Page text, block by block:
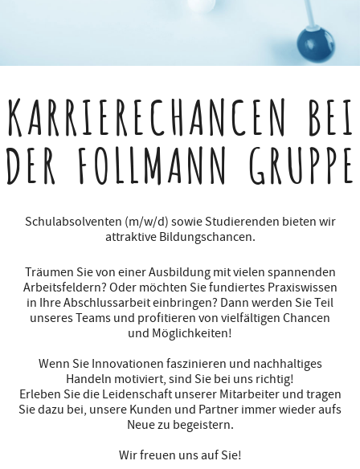
KARRIERECHANCEN BEI
DER FOLLMANN GRUPPE
Schulabsolventen (m/w/d) sowie Studierenden bieten wir
attraktive Bildungschancen.
Träumen Sie von einer Ausbildung mit vielen spannenden
Arbeitsfeldern? Oder möchten Sie fundiertes Praxiswissen
in Ihre Abschlussarbeit einbringen? Dann werden Sie Teil
unseres Teams und profitieren von vielfältigen Chancen
und Möglichkeiten!
Wenn Sie Innovationen faszinieren und nachhaltiges
Handeln motiviert, sind Sie bei uns richtig!
Erleben Sie die Leidenschaft unserer Mitarbeiter und tragen
Sie dazu bei, unsere Kunden und Partner immer wieder aufs
Neue zu begeistern.
Wir freuen uns auf Sie!